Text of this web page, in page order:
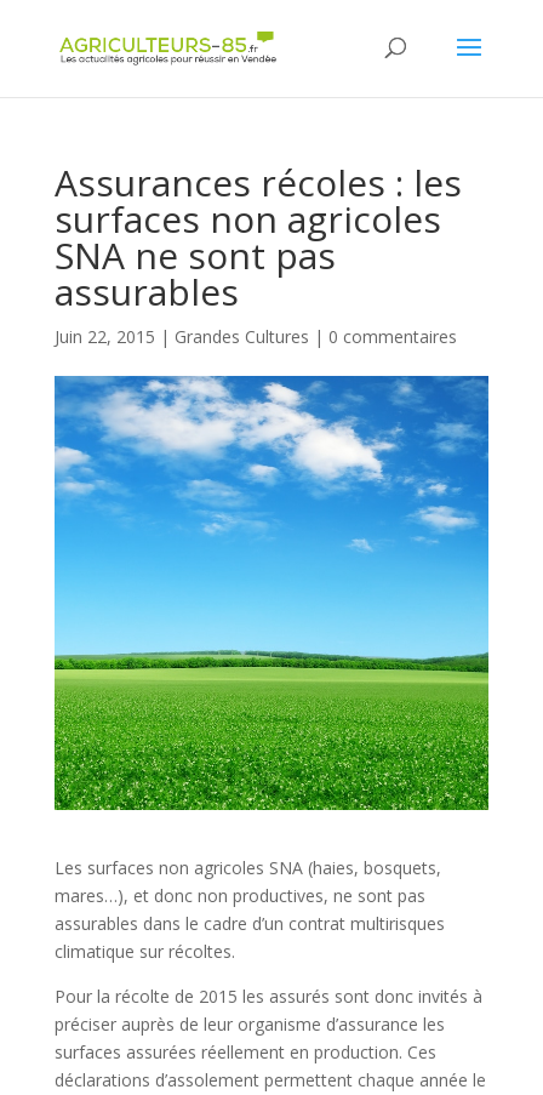
Assurances récoles : les
surfaces non agricoles
SNA ne sont pas
assurables
Juin 22, 2015 | Grandes Cultures | 0 commentaires
Les surfaces non agricoles SNA (haies, bosquets,
mares…), et donc non productives, ne sont pas
assurables dans le cadre d’un contrat multirisques
climatique sur récoltes.
Pour la récolte de 2015 les assurés sont donc invités à
préciser auprès de leur organisme d’assurance les
surfaces assurées réellement en production. Ces
déclarations d’assolement permettent chaque année le